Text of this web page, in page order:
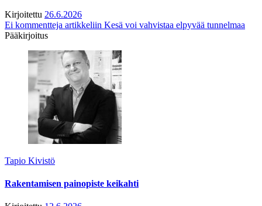
Kirjoitettu 26.6.2026
Ei kommentteja artikkeliin Kesä voi vahvistaa elpyvää tunnelmaa
Pääkirjoitus
Tapio Kivistö
Rakentamisen painopiste keikahti